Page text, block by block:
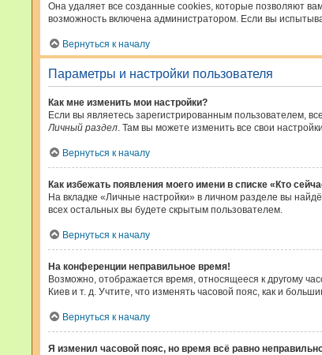
Она удаляет все созданные cookies, которые позволяют
возможность включена администратором. Если вы
Вернуться к началу
Параметры и настройки пользователя
Как мне изменить мои настройки?
Если вы являетесь зарегистрированным пользователем,
Личный раздел. Там вы можете изменить все свои
Вернуться к началу
Как избежать появления моего имени в списке «Кто
На вкладке «Личные настройки» в личном разделе вы
всех остальных вы будете скрытым пользователем.
Вернуться к началу
На конференции неправильное время!
Возможно, отображается время, относящееся к другому
Киев и т. д. Учтите, что изменять часовой пояс, как и
Вернуться к началу
Я изменил часовой пояс, но время всё равно